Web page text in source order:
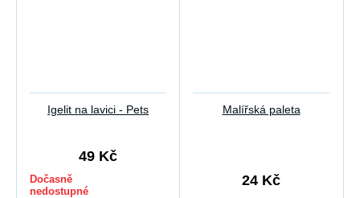
Igelit na lavici - Pets
49 Kč
Dočasně
nedostupné
Malířská paleta
24 Kč